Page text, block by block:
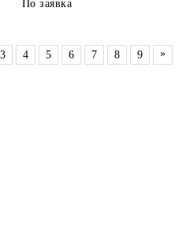
По заявка
3 4 5 6 7 8 9 »